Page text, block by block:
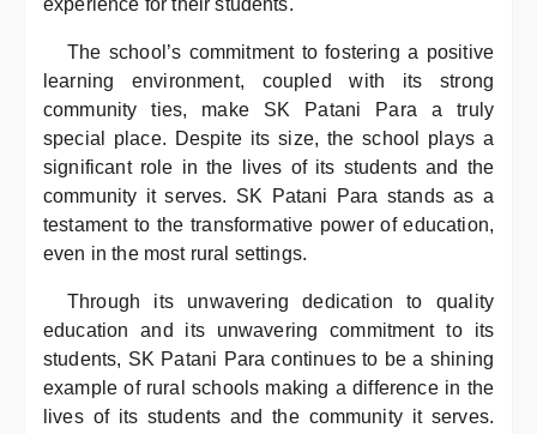
experience for their students.
The school’s commitment to fostering a positive
learning environment, coupled with its strong
community ties, make SK Patani Para a truly
special place. Despite its size, the school plays a
significant role in the lives of its students and the
community it serves. SK Patani Para stands as a
testament to the transformative power of education,
even in the most rural settings.
Through its unwavering dedication to quality
education and its unwavering commitment to its
students, SK Patani Para continues to be a shining
example of rural schools making a difference in the
lives of its students and the community it serves.